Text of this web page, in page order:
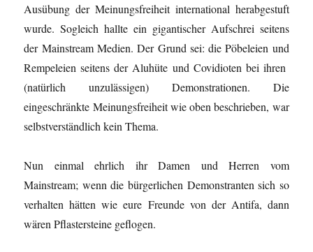
Ausübung der Meinungsfreiheit international herabgestuft
wurde. Sogleich hallte ein gigantischer Aufschrei seitens
der Mainstream Medien. Der Grund sei: die Pöbeleien und
Rempeleien seitens der Aluhüte und Covidioten bei ihren
(natürlich unzulässigen) Demonstrationen. Die
eingeschränkte Meinungsfreiheit wie oben beschrieben, war
selbstverständlich kein Thema.
Nun einmal ehrlich ihr Damen und Herren vom
Mainstream; wenn die bürgerlichen Demonstranten sich so
verhalten hätten wie eure Freunde von der Antifa, dann
wären Pflastersteine geflogen.